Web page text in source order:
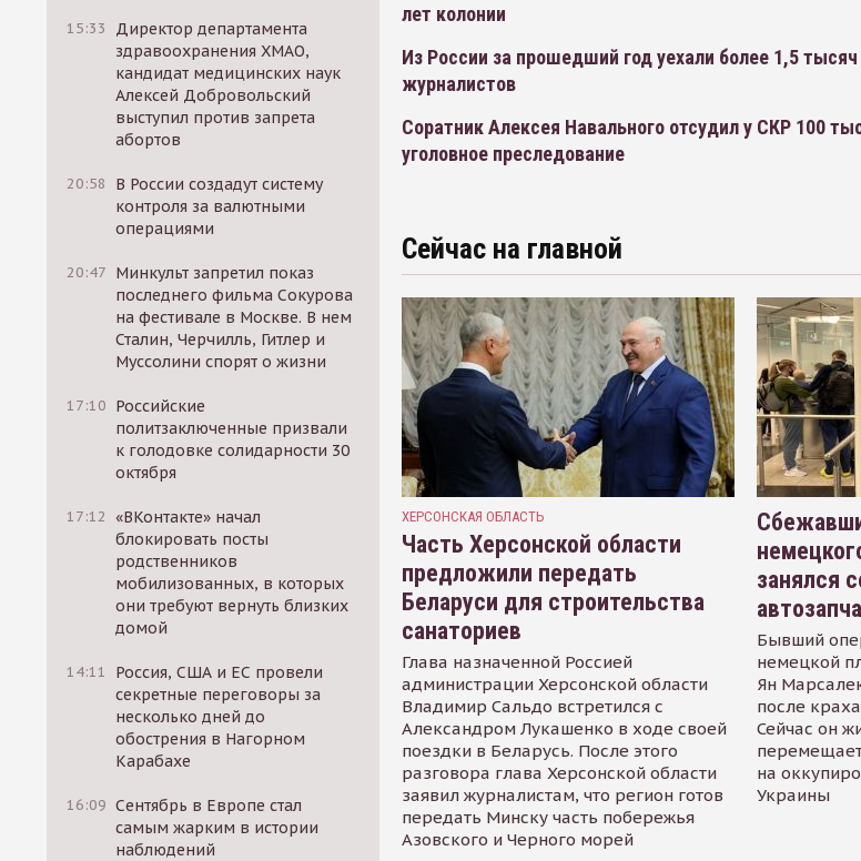
15:33
Директор департамента
здравоохранения ХМАО,
кандидат медицинских наук
Алексей Добровольский
выступил против запрета
абортов
20:58
В России создадут систему
контроля за валютными
операциями
20:47 Минкульт запретил показ
последнего фильма Сокурова
на фестивале в Москве. В нем
Сталин, Черчилль, Гитлер и
Муссолини спорят о жизни
17:10 Российские
политзаключенные призвали
к голодовке солидарности 30
октября
17:12 «ВКонтакте» начал
блокировать посты
родственников
мобилизованных, в которых
они требуют вернуть близких
домой
14:11
Россия, США и ЕС провели
секретные переговоры за
несколько дней до
обострения в Нагорном
Карабахе
16:09 Сентябрь в Европе стал
самым жарким в истории
наблюдений
лет колонии
Из России за прошедший год уехали более 1,5
журналистов
Соратник Алексея Навального отсудил у СКР 100
уголовное преследование
Сейчас на главной
ХЕРСОНСКАЯ ОБЛАСТЬ
Часть Херсонской области
предложили передать
Беларуси для строительства
санаториев
Глава назначенной Россией
администрации Херсонской области
Владимир Сальдо встретился с
Александром Лукашенко в ходе своей
поездки в Беларусь. После этого
разговора глава Херсонской области
заявил журналистам, что регион готов
передать Минску часть побережья
Азовского и Черного морей
занялся
Бывший
немецкой
Ян
после
Сейчас он
на
Украины